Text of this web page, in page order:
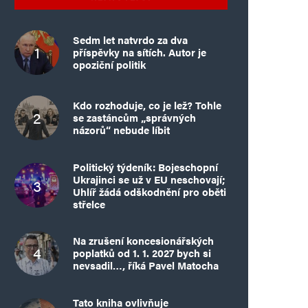
Sedm let natvrdo za dva
příspěvky na sítích. Autor je
opoziční politik
Kdo rozhoduje, co je lež? Tohle
se zastáncům „správných
názorů“ nebude líbit
Politický týdeník: Bojeschopní
Ukrajinci se už v EU neschovají;
Uhlíř žádá odškodnění pro oběti
střelce
Na zrušení koncesionářských
poplatků od 1. 1. 2027 bych si
nevsadil…, říká Pavel Matocha
Tato kniha ovlivňuje